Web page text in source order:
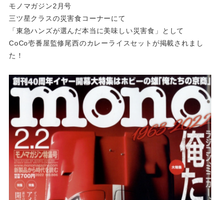
モノマガジン2月号
三ツ星クラスの災害食コーナーにて
「東急ハンズが選んだ本当に美味しい災害食」として
CoCo壱番屋監修尾西のカレーライスセットが掲載されまし
た！